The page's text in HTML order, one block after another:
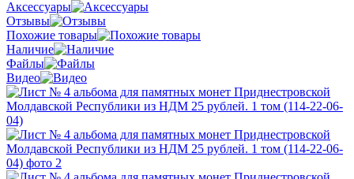
Аксессуары
Отзывы
Похожие товары
Наличие
Файлы
Видео